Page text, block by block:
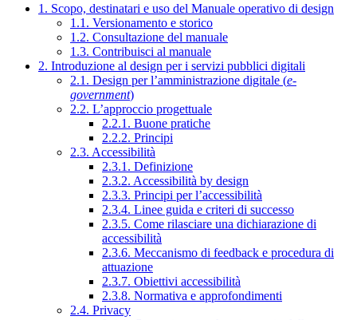
1. Scopo, destinatari e uso del Manuale operativo di design
1.1. Versionamento e storico
1.2. Consultazione del manuale
1.3. Contribuisci al manuale
2. Introduzione al design per i servizi pubblici digitali
2.1. Design per l’amministrazione digitale (e-
government)
2.2. L’approccio progettuale
2.2.1. Buone pratiche
2.2.2. Principi
2.3. Accessibilità
2.3.1. Definizione
2.3.2. Accessibilità by design
2.3.3. Principi per l’accessibilità
2.3.4. Linee guida e criteri di successo
2.3.5. Come rilasciare una dichiarazione di
accessibilità
2.3.6. Meccanismo di feedback e procedura di
attuazione
2.3.7. Obiettivi accessibilità
2.3.8. Normativa e approfondimenti
2.4. Privacy